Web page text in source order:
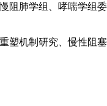
阻肺学组、哮喘学组
塑机制研究、慢性阻